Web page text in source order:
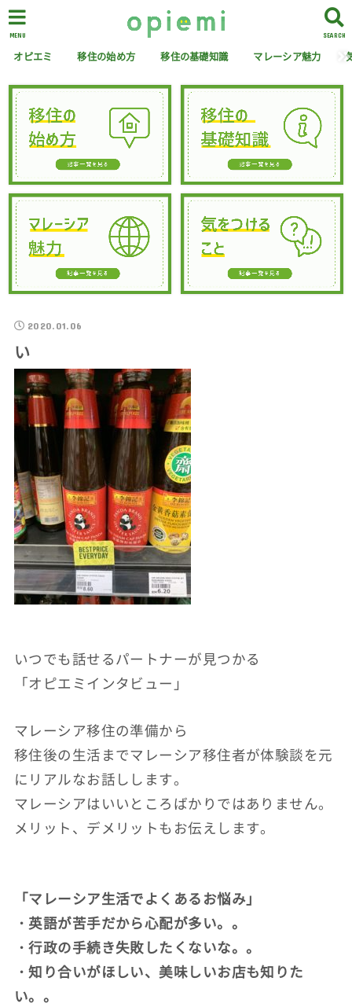
SEARCH
MENU
オピエミ 移住の始め方 移住の基礎知識 マレーシア魅力
2020.01.06
い
いつでも話せるパートナーが見つかる
「オピエミインタビュー」
マレーシア移住の準備から
移住後の生活までマレーシア移住者が体験談を元
にリアルなお話しします。
マレーシアはいいところばかりではありません。
メリット、デメリットもお伝えします。
「マレーシア生活でよくあるお悩み」
・英語が苦手だから心配が多い。。
・行政の手続き失敗したくないな。。
・知り合いがほしい、美味しいお店も知りた
い。。